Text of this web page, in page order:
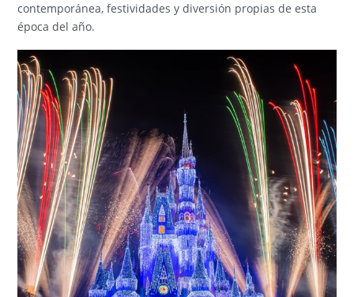
contemporánea, festividades y diversión propias de esta
época del año.